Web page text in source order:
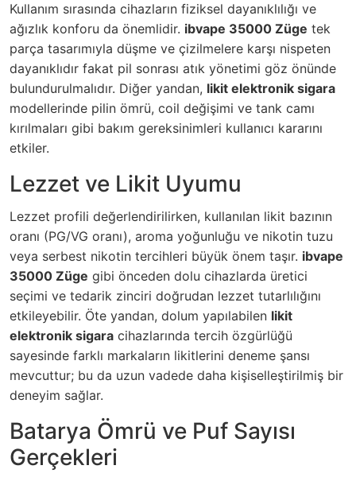
Kullanım sırasında cihazların fiziksel dayanıklılığı ve
ağızlık konforu da önemlidir. ibvape 35000 Züge tek
parça tasarımıyla düşme ve çizilmelere karşı nispeten
dayanıklıdır fakat pil sonrası atık yönetimi göz önünde
bulundurulmalıdır. Diğer yandan, likit elektronik sigara
modellerinde pilin ömrü, coil değişimi ve tank camı
kırılmaları gibi bakım gereksinimleri kullanıcı kararını
etkiler.
Lezzet ve Likit Uyumu
Lezzet profili değerlendirilirken, kullanılan likit bazının
oranı (PG/VG oranı), aroma yoğunluğu ve nikotin tuzu
veya serbest nikotin tercihleri büyük önem taşır. ibvape
35000 Züge gibi önceden dolu cihazlarda üretici
seçimi ve tedarik zinciri doğrudan lezzet tutarlılığını
etkileyebilir. Öte yandan, dolum yapılabilen likit
elektronik sigara cihazlarında tercih özgürlüğü
sayesinde farklı markaların likitlerini deneme şansı
mevcuttur; bu da uzun vadede daha kişiselleştirilmiş bir
deneyim sağlar.
Batarya Ömrü ve Puf Sayısı
Gerçekleri